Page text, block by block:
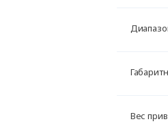
Вес